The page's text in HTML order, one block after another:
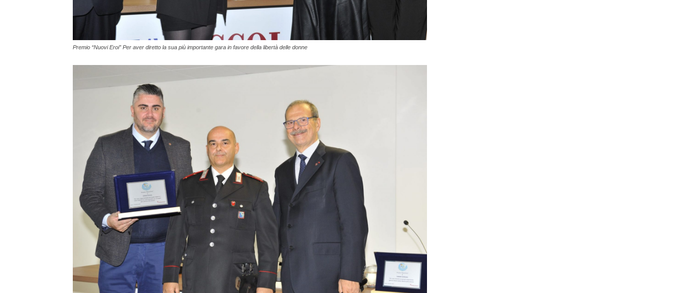
Premio “Nuovi Eroi” Per aver diretto la sua più importante gara in favore della libertà delle donne